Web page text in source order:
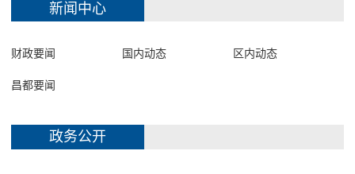
新闻中心
财政要闻 国内动态 区内动态
昌都要闻
政务公开